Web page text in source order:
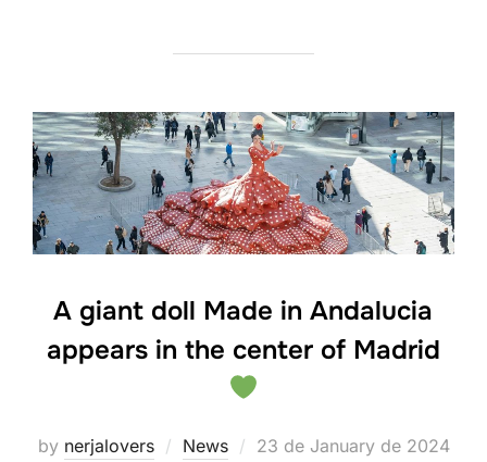
A giant doll Made in Andalucia
appears in the center of Madrid
by nerjalovers News
Posted
23 de January de 2024